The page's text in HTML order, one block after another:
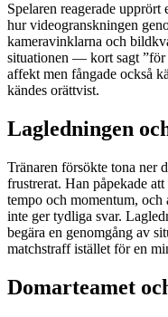
Spelaren reagerade
hur videogranskningen
kameravinklarna och
situationen — kort sagt
affekt men fångade också
kändes orättvist.
Lagledningen
Tränaren försökte tona ner
frustrerat. Han påpekade
tempo och momentum, och
inte ger tydliga svar.
begära en genomgång av
matchstraff istället för en
Domarteamet